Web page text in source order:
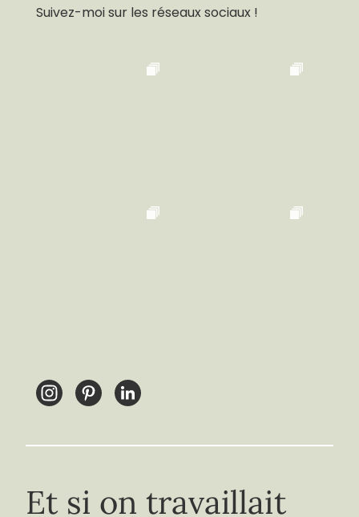
Suivez-moi sur les réseaux sociaux !
Et si on travaillait